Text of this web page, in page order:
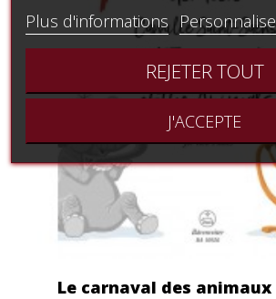
Le carnaval des
Plus d'informations
REJETER TOUT
J'ACCEPTE